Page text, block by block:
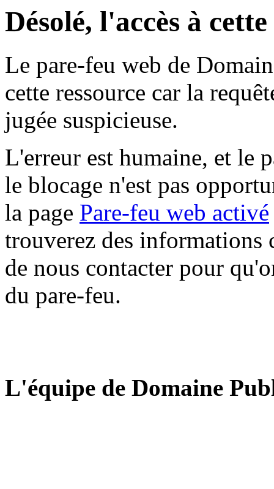
Désolé, l'accès à
Le pare-feu web de
cette ressource car la
jugée suspicieuse.
L'erreur est humaine, et le
le blocage n'est pas
la page Pare-feu web activé
trouverez des informations
de nous contacter pour
du pare-feu.
L'équipe de Domaine